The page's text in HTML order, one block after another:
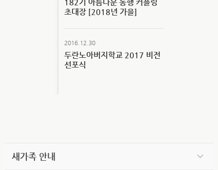
182기 아름다운 동행 커플링
초대장 [2018년 가을]
2016.12.30
두란노아버지학교 2017 비전
선포식
새가족 안내